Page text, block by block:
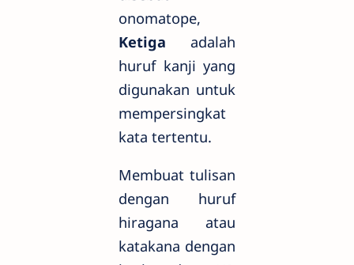
onomatope,
Ketiga adalah
huruf kanji yang
digunakan untuk
mempersingkat
kata tertentu.
Membuat tulisan
dengan huruf
hiragana atau
katakana dengan